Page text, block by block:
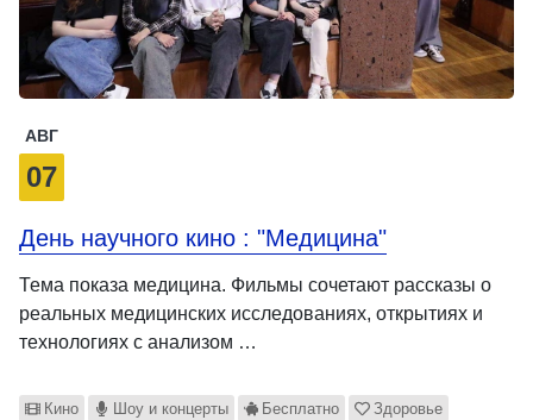
АВГ
07
День научного кино : "Медицина"
Тема показа медицина. Фильмы сочетают рассказы о
реальных медицинских исследованиях, открытиях и
технологиях с анализом …
Кино Шоу и концерты Бесплатно
Здоровье